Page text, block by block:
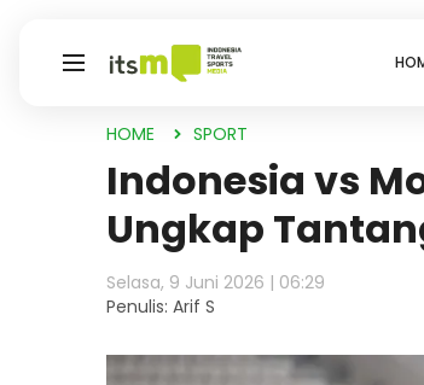
HOME SPORT
Indonesia vs
Ungkap
Selasa, 9 Juni 2026 | 06:29
Penulis: Arif S